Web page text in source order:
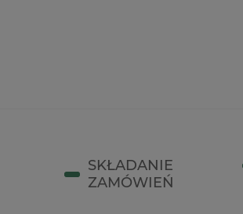
SKŁADANIE
ZAMÓWIEŃ